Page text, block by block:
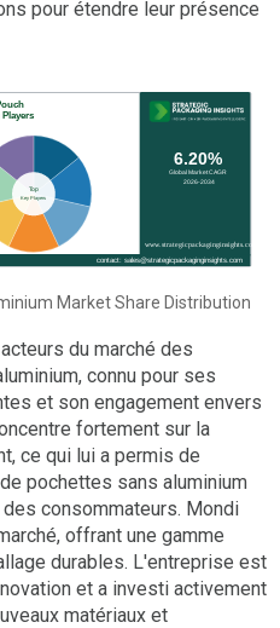
pour étendre leur présence
Market Share Distribution
du marché des
connu pour ses
et son engagement envers
fortement sur la
ce qui lui a permis de
pochettes sans aluminium
consommateurs. Mondi
offrant une gamme
durables. L'entreprise est
et a investi activement
matériaux et